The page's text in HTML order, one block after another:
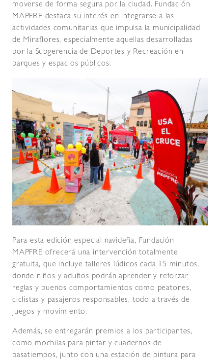
moverse de forma segura por la ciudad. Fundación
MAPFRE destaca su interés en integrarse a las
actividades comunitarias que impulsa la municipalidad
de Miraflores, especialmente aquellas desarrolladas
por la Subgerencia de Deportes y Recreación en
parques y espacios públicos.
Para esta edición especial navideña, Fundación
MAPFRE ofrecerá una intervención totalmente
gratuita, que incluye talleres lúdicos cada 15 minutos,
donde niños y adultos podrán aprender y reforzar
reglas y buenos comportamientos como peatones,
ciclistas y pasajeros responsables, todo a través de
juegos y movimiento.
Además, se entregarán premios a los participantes,
como mochilas para pintar y cuadernos de
pasatiempos, junto con una estación de pintura para